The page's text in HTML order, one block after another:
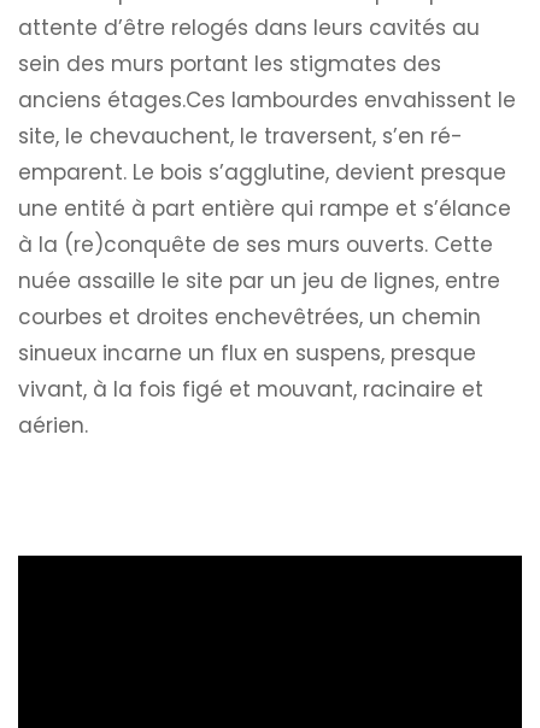
attente d’être relogés dans leurs cavités au
sein des murs portant les stigmates des
anciens étages.Ces lambourdes envahissent le
site, le chevauchent, le traversent, s’en ré-
emparent. Le bois s’agglutine, devient presque
une entité à part entière qui rampe et s’élance
à la (re)conquête de ses murs ouverts. Cette
nuée assaille le site par un jeu de lignes, entre
courbes et droites enchevêtrées, un chemin
sinueux incarne un flux en suspens, presque
vivant, à la fois figé et mouvant, racinaire et
aérien.